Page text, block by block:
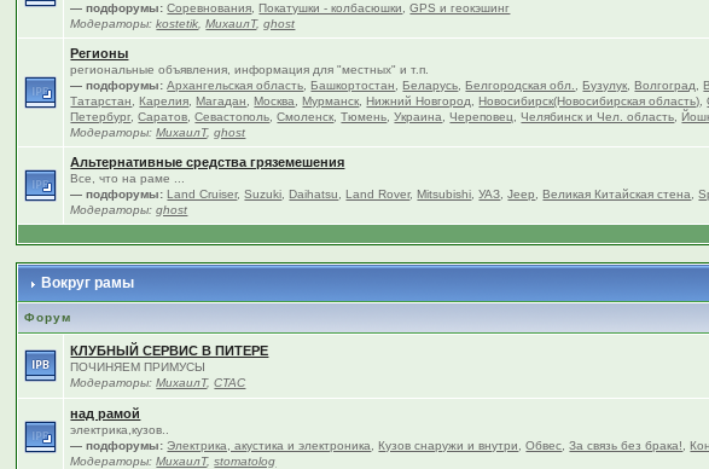
— подфорумы: Соревнования ,Покатушки - колбасюшки ,GPS и геокэшинг
Модераторы:kostetik ,МихаилТ,ghost
Регионы
региональные объявления, информация для "местных" и т.п.
— подфорумы: Архангельская область ,Башкортостан ,Беларусь ,Белгородская обл. ,Бузулук ,Волгоград ,
Татарстан
,Карелия ,Магадан ,Москва ,Мурманск ,Нижний Новгород ,Новосибирск(Новосибирская область) ,
Петербург,Саратов ,Севастополь ,Смоленск ,Тюмень ,Украина ,Череповец ,Челябинск и Чел. область ,
Модераторы:МихаилТ,ghost
Альтернативные средства гряземешения
Все, что на раме ...
— подфорумы: Land Cruiser,Suzuki ,Daihatsu ,Land Rover,Mitsubishi ,УАЗ ,Jeep ,Великая Китайская стена ,
Модераторы:ghost
Вокруг рамы
Форум
КЛУБНЫЙ СЕРВИС В ПИТЕРЕ
ПОЧИНЯЕМ ПРИМУСЫ
Модераторы:МихаилТ,CTAC
над рамой
электрика,кузов..
— подфорумы: Электрика, акустика и электроника ,Кузов снаружи и внутри ,Обвес ,За связь без брака! ,
Модераторы:МихаилТ,stomatolog